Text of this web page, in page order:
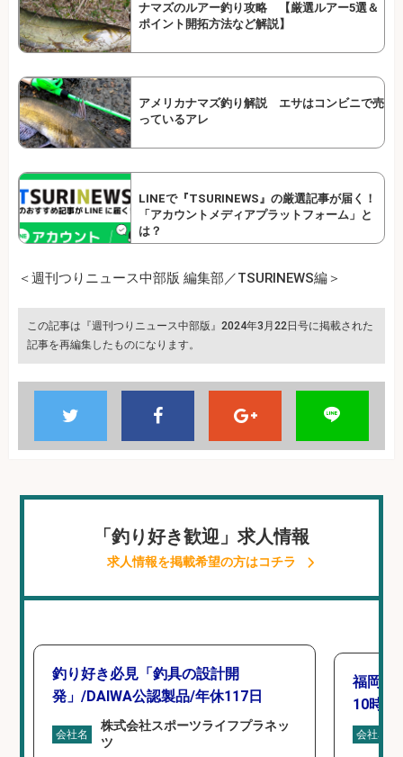
ナマズのルアー釣り攻略 【厳選ルアー5選＆
ポイント開拓方法など解説】
アメリカナマズ釣り解説 エサはコンビニで売
っているアレ
LINEで『TSURINEWS』の厳選記事が届く！
「アカウントメディアプラットフォーム」と
は？
＜週刊つりニュース中部版 編集部／TSURINEWS編＞
この記事は『週刊つりニュース中部版』2024年3月22日号に掲載された
記事を再編集したものになります。
「釣り好き歓迎」求人情報
求人情報を掲載希望の方はコチラ
釣り好き必見「釣具の設計開
発」/DAIWA公認製品/年休117日
会社名
株式会社スポーツライフプラネッ
ツ
福岡「
10時間
会社名